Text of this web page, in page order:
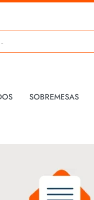
SOBREMESAS